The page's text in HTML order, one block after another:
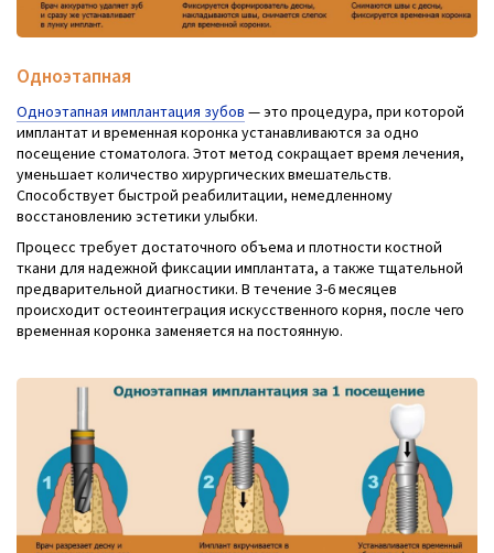
Одноэтапная
Одноэтапная имплантация зубов — это процедура, при которой
имплантат и временная коронка устанавливаются за одно
посещение стоматолога. Этот метод сокращает время лечения,
уменьшает количество хирургических вмешательств.
Способствует быстрой реабилитации, немедленному
восстановлению эстетики улыбки.
Процесс требует достаточного объема и плотности костной
ткани для надежной фиксации имплантата, а также тщательной
предварительной диагностики. В течение 3-6 месяцев
происходит остеоинтеграция искусственного корня, после чего
временная коронка заменяется на постоянную.